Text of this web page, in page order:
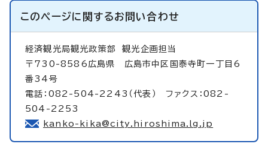
このページに関するお問い合わせ
経済観光局観光政策部観光企画担当
〒730-8586広島県 広島市中区国泰寺町一丁目6
番34号
電話：082-504-2243（代表） ファクス：082-
504-2253
kanko-kika@city.hiroshima.lg.jp